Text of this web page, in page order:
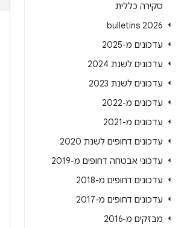
סקירה כללית
2026 bulletins
עדכונים מ-2025
עדכונים לשנת 2024
עדכונים לשנת 2023
עדכונים מ-2022
עדכונים מ-2021
עדכונים דחופים לשנת 2020
עדכוני אבטחה דחופים מ-2019
עדכונים דחופים מ-2018
עדכונים דחופים מ-2017
מבזקים מ-2016